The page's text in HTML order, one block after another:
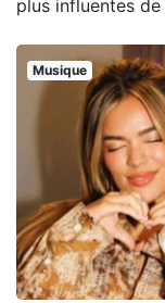
plus influentes
Musique